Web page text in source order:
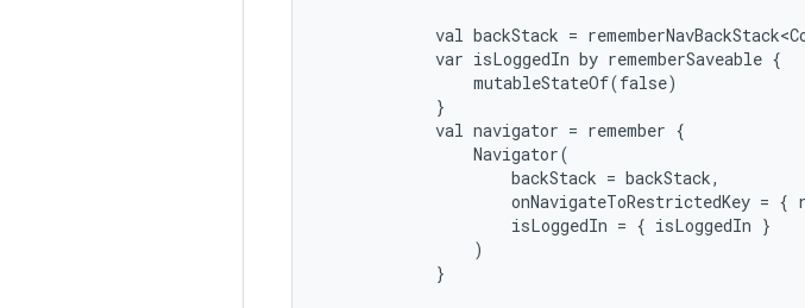
val backStack =
var isLoggedIn by rememberSaveable {
mutableStateOf(false)
}
val navigator = remember {
Navigator(
backStack = backStack,
onNavigateToRestrictedKey = {
isLoggedIn = { isLoggedIn }
)
}